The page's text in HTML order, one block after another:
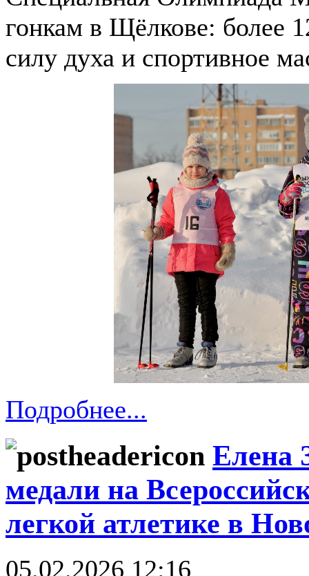
гонкам в Щёлкове: более
силу духа и спортивное
Подробнее...
Елена
медали на
легкой атлетике в
05.02.2026 12:16